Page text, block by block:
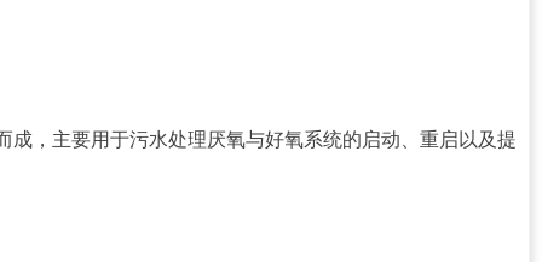
，主要用于污水处理厌氧与好氧系统的启动、重启以及提